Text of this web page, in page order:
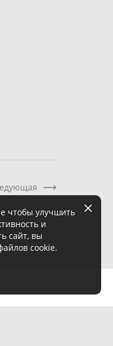
чтобы улучшить
и
сайт, вы
cookie.